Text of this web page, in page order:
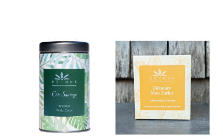
choisies
sur
la
page
produit